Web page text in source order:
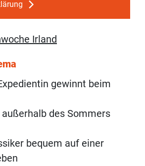
Irland
gewinnt beim
des Sommers
bequem auf einer